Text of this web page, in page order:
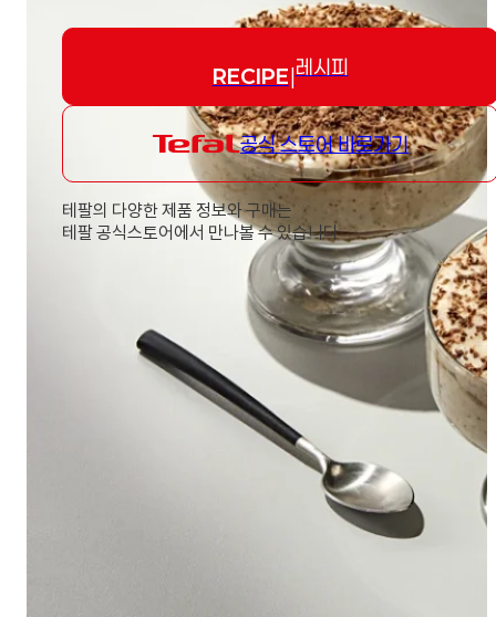
RECIPE |레시피
공식 스토어 바로가기
테팔의 다양한 제품 정보와 구매는
테팔 공식스토어에서 만나볼 수 있습니다